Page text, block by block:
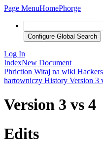
Page MenuHomePhorge
Configure Global Search
Log In
IndexNew Document
Phriction Witaj na wiki
hartowniczy History Version 3
Version 3 vs 4
Edits